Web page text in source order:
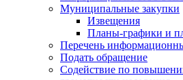
Муниципальные закупки
Извещения
Планы-графики и
Перечень
Подать обращение
Содействие по